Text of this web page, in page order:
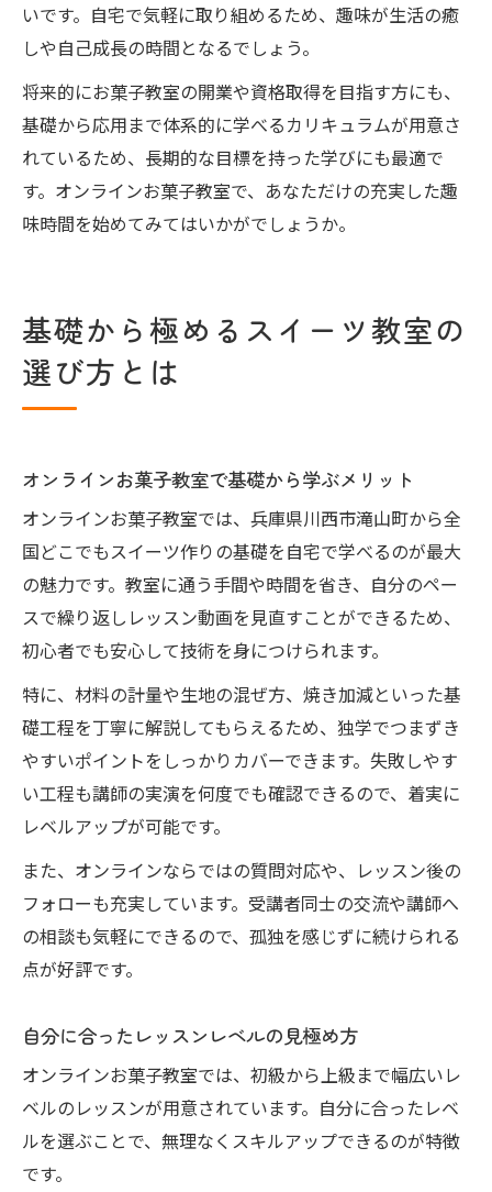
いです。自宅で気軽に取り組めるため、趣味が生活の癒
しや自己成長の時間となるでしょう。
将来的にお菓子教室の開業や資格取得を目指す方にも、
基礎から応用まで体系的に学べるカリキュラムが用意さ
れているため、長期的な目標を持った学びにも最適で
す。オンラインお菓子教室で、あなただけの充実した趣
味時間を始めてみてはいかがでしょうか。
基礎から極めるスイーツ教室の
選び方とは
オンラインお菓子教室で基礎から学ぶメリット
オンラインお菓子教室では、兵庫県川西市滝山町から全
国どこでもスイーツ作りの基礎を自宅で学べるのが最大
の魅力です。教室に通う手間や時間を省き、自分のペー
スで繰り返しレッスン動画を見直すことができるため、
初心者でも安心して技術を身につけられます。
特に、材料の計量や生地の混ぜ方、焼き加減といった基
礎工程を丁寧に解説してもらえるため、独学でつまずき
やすいポイントをしっかりカバーできます。失敗しやす
い工程も講師の実演を何度でも確認できるので、着実に
レベルアップが可能です。
また、オンラインならではの質問対応や、レッスン後の
フォローも充実しています。受講者同士の交流や講師へ
の相談も気軽にできるので、孤独を感じずに続けられる
点が好評です。
自分に合ったレッスンレベルの見極め方
オンラインお菓子教室では、初級から上級まで幅広いレ
ベルのレッスンが用意されています。自分に合ったレベ
ルを選ぶことで、無理なくスキルアップできるのが特徴
です。